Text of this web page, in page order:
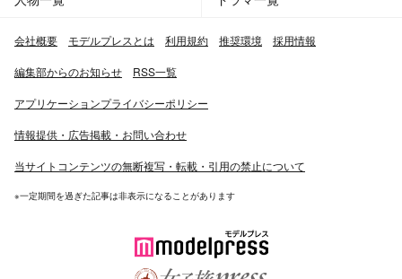
会社概要 モデルプレスとは 利用規約 推奨環境 採用情報
編集部からのお知らせ RSS一覧
アプリケーションプライバシーポリシー
情報提供・広告掲載・お問い合わせ
当サイトコンテンツの無断複写・転載・引用の禁止について
※一定期間を過ぎた記事は非表示になることがあります